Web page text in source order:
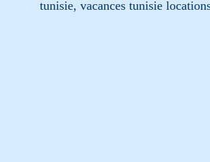
tunisie, vacances tunisie